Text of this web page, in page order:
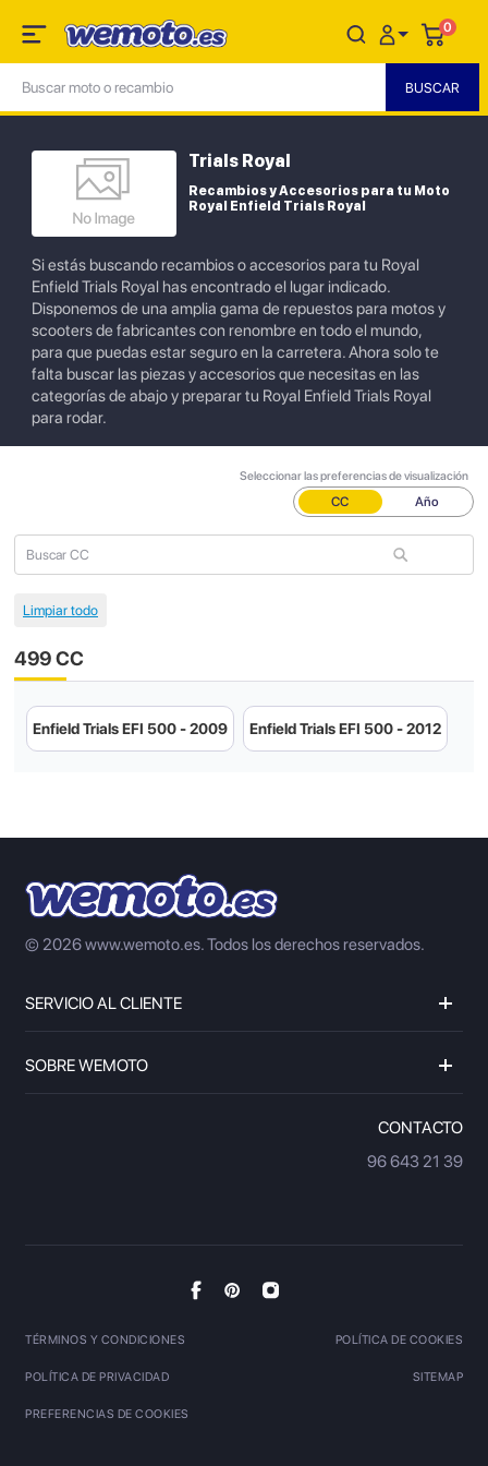
0
Trials Royal
Recambios y Accesorios para tu Moto
Royal Enfield Trials Royal
Si estás buscando recambios o accesorios para tu Royal
Enfield Trials Royal has encontrado el lugar indicado.
Disponemos de una amplia gama de repuestos para motos y
scooters de fabricantes con renombre en todo el mundo,
para que puedas estar seguro en la carretera. Ahora solo te
falta buscar las piezas y accesorios que necesitas en las
categorías de abajo y preparar tu Royal Enfield Trials Royal
para rodar.
Seleccionar las preferencias de visualización
CC Año
499 CC
Enfield Trials EFI 500 - 2009 Enfield Trials EFI 500 - 2012
© 2026 www.wemoto.es.Todos los derechos reservados.
SERVICIO AL CLIENTE
SOBRE WEMOTO
CONTACTO
96 643 21 39
TÉRMINOS Y CONDICIONES POLÍTICA DE COOKIES
POLÍTICA DE PRIVACIDAD SITEMAP
PREFERENCIAS DE COOKIES